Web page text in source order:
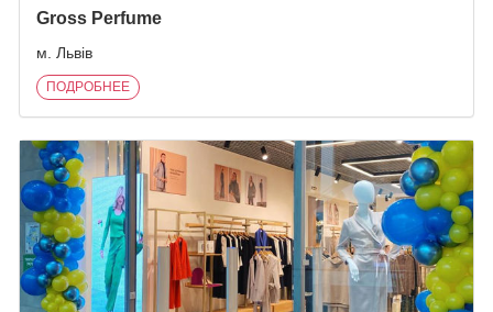
Gross Perfume
м. Львів
ПОДРОБНЕЕ